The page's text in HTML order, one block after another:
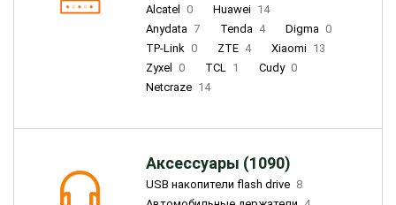
Alcatel 0 Huawei 14
Anydata 7 Tenda 4 Digma 0
TP-Link 0 ZTE 4 Xiaomi 13
Zyxel
0 TCL 1 Cudy 0
Netcraze 14
Аксессуары (1090)
USB накопители flash drive 8